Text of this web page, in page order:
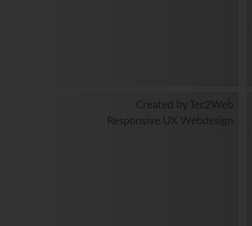
Created by Tec2Web
Responsive UX Webdesign